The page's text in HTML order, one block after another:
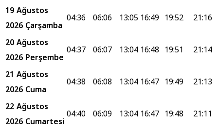
19 Ağustos
2026 Çarşamba
04:36 06:06 13:0516:49 19:52
21:16
20 Ağustos
2026 Perşembe
04:37 06:07 13:0416:48 19:51
21:14
21 Ağustos
2026 Cuma
04:38 06:08 13:0416:47 19:49
21:13
22 Ağustos
2026 Cumartesi
04:40 06:09 13:0416:47 19:48
21:11